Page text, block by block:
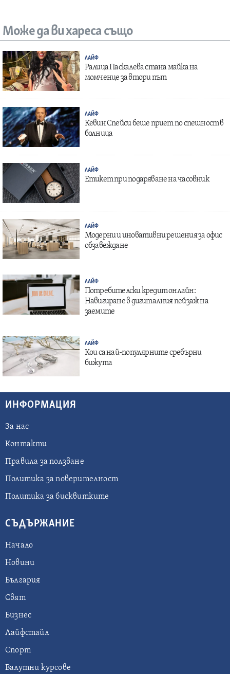
Може да ви хареса също
ЛАЙФ
Ралица Паскалева стана майка на
момченце за втори път
ЛАЙФ
Кевин Спейси беше приет по спешност в
болница
ЛАЙФ
Етикет при подаряване на часовник
ЛАЙФ
Модерни и иновативни решения за офис
обзавеждане
ЛАЙФ
Потребителски кредит онлайн:
Навигиране в дигиталния пейзаж на
заемите
ЛАЙФ
Кои са най-популярните сребърни
бижута
ИНФОРМАЦИЯ
За нас
Контакти
Правила за ползване
Политика за поверителност
Политика за бисквитките
СЪДЪРЖАНИЕ
Начало
Новини
България
Свят
Бизнес
Лайфстайл
Спорт
Валутни курсове